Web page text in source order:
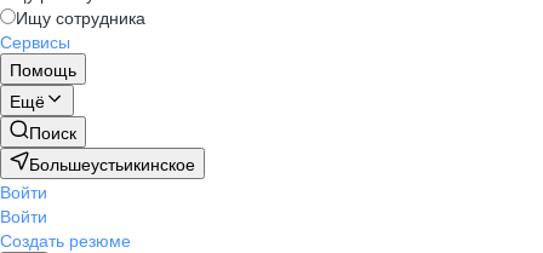
Ищу сотрудника
Сервисы
Помощь
Ещё
Поиск
Большеустьикинское
Войти
Войти
Создать резюме